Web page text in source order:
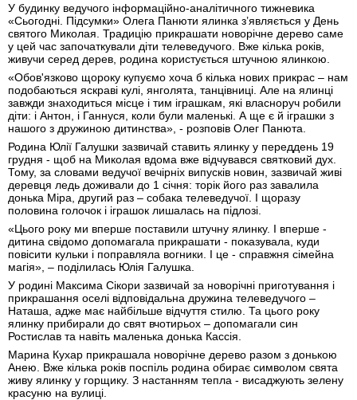
У будинку ведучого інформаційно-аналітичного тижневика
«Сьогодні. Підсумки» Олега Панюти ялинка з’являється у День
святого Миколая. Традицію прикрашати новорічне дерево саме
у цей час започаткували діти телеведучого. Вже кілька років,
живучи серед дерев, родина користується штучною ялинкою.
«Обов'язково щороку купуємо хоча б кілька нових прикрас – нам
подобаються яскраві кулі, янголята, танцівниці. Але на ялинці
завжди знаходиться місце і тим іграшкам, які власноруч робили
діти: і Антон, і Ганнуся, коли були маленькі. А ще є й іграшки з
нашого з дружиною дитинства», - розповів Олег Панюта.
Родина Юлії Галушки зазвичай ставить ялинку у переддень 19
грудня - щоб на Миколая вдома вже відчувався святковий дух.
Тому, за словами ведучої вечірніх випусків новин, зазвичай живі
деревця ледь доживали до 1 січня: торік його раз завалила
донька Міра, другий раз – собака телеведучої. І щоразу
половина голочок і іграшок лишалась на підлозі.
«Цього року ми вперше поставили штучну ялинку. І вперше -
дитина свідомо допомагала прикрашати - показувала, куди
повісити кульки і поправляла вогники. І це - справжня сімейна
магія», – поділилась Юлія Галушка.
У родині Максима Сікори зазвичай за новорічні приготування і
прикрашання оселі відповідальна дружина телеведучого –
Наташа, адже має найбільше відчуття стилю. Та цього року
ялинку прибирали до свят вчотирьох – допомагали син
Ростислав та навіть маленька донька Кассія.
Марина Кухар прикрашала новорічне дерево разом з донькою
Анею. Вже кілька років поспіль родина обирає символом свята
живу ялинку у горщику. З настанням тепла - висаджують зелену
красуню на вулиці.